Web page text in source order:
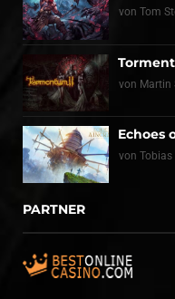
von Tom
von Martin
Echoes
von
PARTNER